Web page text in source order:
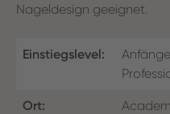
Nageldesign geeignet.
Einstiegslevel:
Ort: